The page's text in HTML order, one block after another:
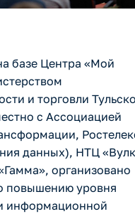
базе Центра «Мой
и торговли
с Ассоциацией
данных), НТЦ
организовано
повышению уровня
информационной